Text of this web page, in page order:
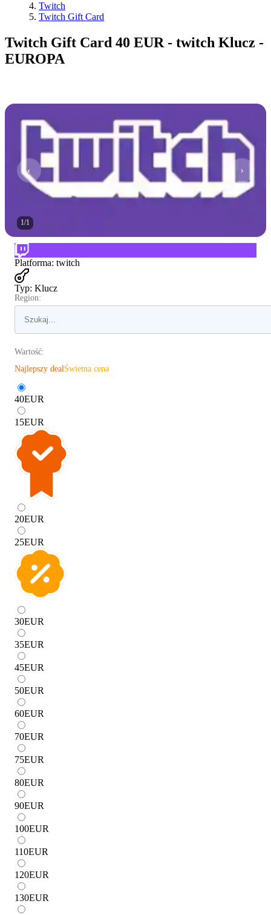
Twitch
Twitch Gift Card
Twitch Gift Card 40 EUR - twitch Klucz -
EUROPA
1/1
Platforma: twitch
Typ: Klucz
Region:
Wartość:
Najlepszy deal Świetna cena
40EUR
15EUR
20EUR
25EUR
30EUR
35EUR
45EUR
50EUR
60EUR
70EUR
75EUR
80EUR
90EUR
100EUR
110EUR
120EUR
130EUR